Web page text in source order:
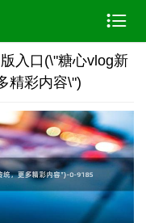

入口(\"糖心vlog新
精彩内容\")